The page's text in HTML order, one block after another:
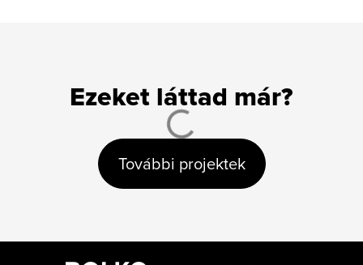
Ezeket láttad már?
További projektek